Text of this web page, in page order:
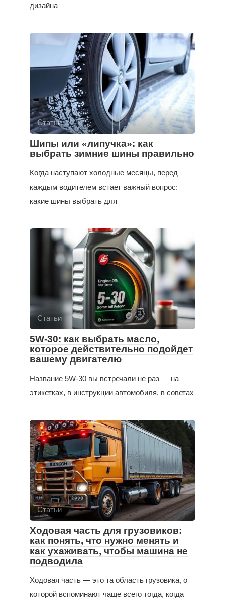
дизайна
Статьи
Шипы или «липучка»: как
выбрать зимние шины правильно
Когда наступают холодные месяцы, перед
каждым водителем встает важный вопрос:
какие шины выбрать для
Статьи
5W-30: как выбрать масло,
которое действительно подойдет
вашему двигателю
Название 5W-30 вы встречали не раз — на
этикетках, в инструкции автомобиля, в советах
Статьи
Ходовая часть для грузовиков:
как понять, что нужно менять и
как ухаживать, чтобы машина не
подводила
Ходовая часть — это та область грузовика, о
которой вспоминают чаще всего тогда, когда